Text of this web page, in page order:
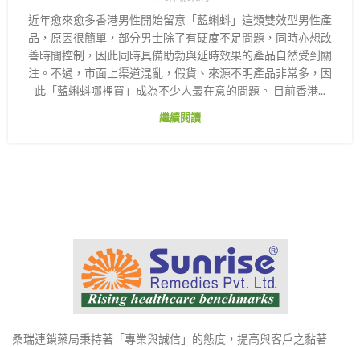
近年愈來愈多香港男性開始留意「藍蝌蚪」這類雙效型男性產
品，原因很簡單，部分男士除了有硬度不足問題，同時亦想改
善時間控制，因此同時具備助勃與延時效果的產品自然受到關
注。不過，市面上渠道混亂，假貨、來源不明產品非常多，因
此「藍蝌蚪哪裡買」成為不少人最在意的問題。 目前香港...
繼續閱讀
桑瑞連鎖藥局秉持著「專業與誠信」的態度，提高與客戶之黏著